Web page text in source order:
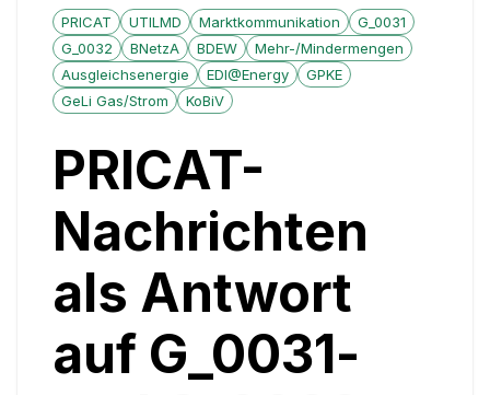
PRICAT UTILMD Marktkommunikation
G_0031
G_0032
BNetzA BDEW
Mehr-/Mindermengen
Ausgleichsenergie
EDI@Energy
GPKE
GeLi Gas/Strom
KoBiV
PRICAT-
Nachrichten
als Antwort
auf G_0031-